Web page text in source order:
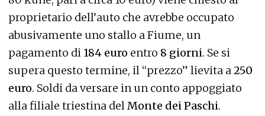
proprietario dell’auto che avrebbe occupato
abusivamente uno stallo a Fiume, un
pagamento di 184 euro entro 8 giorni. Se si
supera questo termine, il “prezzo” lievita a250
euro. Soldi da versare in un conto appoggiato
alla filiale triestina delMonte dei Paschi.